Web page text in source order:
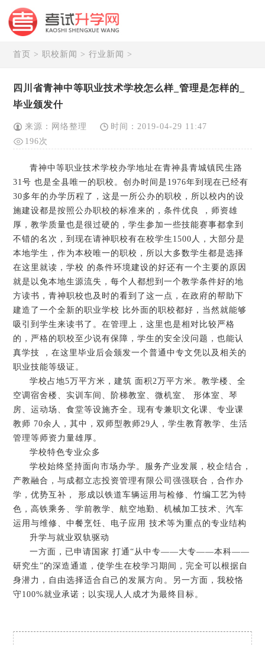
首页 >职校新闻 >行业新闻 >
四川省青神中等职业技术学校怎么样_管理是怎样的_
毕业颁发什
来源：网络整理
时间：2019-04-29 11:47
196次
青神中等职业技术学校办学地址在青神县青城镇民生路
31号 也是全县唯一的职校。创办时间是1976年到现在已经有
30多年的办学历程了，这是一所公办的职校，所以校内的设
施建设都是按照公办职校的标准来的，条件优良 ，师资雄
厚，教学质量也是很过硬的，学生参加一些技能赛事都拿到
不错的名次，到现在请神职校有在校学生1500人，大部分是
本地学生，作为本校唯一的职校，所以大多数学生都是选择
在这里就读，学校 的条件环境建设的好还有一个主要的原因
就是以免本地生源流失，每个人都想到一个教学条件好的地
方读书，青神职校也及时的看到了这一点，在政府的帮助下
建造了一个全新的职业学校 比外面的职校都好，当然就能够
吸引到学生来读书了。在管理上，这里也是相对比较严格
的，严格的职校至少说有保障，学生的安全没问题，也能认
真学技 ，在这里毕业后会颁发一个普通中专文凭以及相关的
职业技能等级证。
学校占地5万平方米，建筑 面积2万平方米。教学楼、全
空调宿舍楼、实训车间、阶梯教室、微机室、 形体室、琴
房、运动场、食堂等设施齐全。现有专兼职文化课、专业课
教师 70余人，其中，双师型教师29人，学生教育教学、生活
管理等师资力量雄厚。
学校特色专业众多
学校始终坚持面向市场办学。服务产业发展，校企结合，
产教融合，与成都立志投资管理有限公司强强联合，合作办
学，优势互补， 形成以铁道车辆运用与检修、竹编工艺为特
色，高铁乘务、学前教学、航空地勤、机械加工技术、汽车
运用与维修、中餐烹饪、电子应用 技术等为重点的专业结构
升学与就业双轨驱动
一方面，已申请国家 打通“从中专——大专——本科——
研究生”的深造通道，使学生在校学习期间，完全可以根据自
身潜力，自由选择适合自己的发展方向。另一方面，我校恪
守100%就业承诺；以实现人人成才为最终目标。